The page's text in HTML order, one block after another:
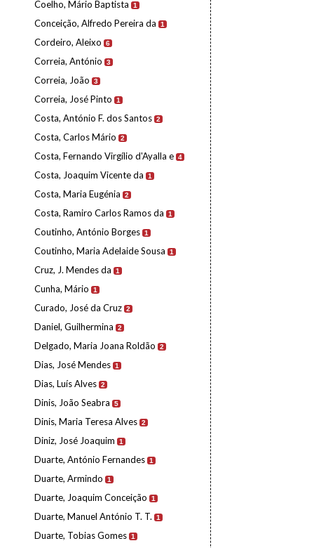
Coelho, Mário Baptista 1
Conceição, Alfredo Pereira da 1
Cordeiro, Aleixo 6
Correia, António 3
Correia, João 3
Correia, José Pinto 1
Costa, António F. dos Santos 2
Costa, Carlos Mário 2
Costa, Fernando Virgílio d'Ayalla e 4
Costa, Joaquim Vicente da 1
Costa, Maria Eugénia 2
Costa, Ramiro Carlos Ramos da 1
Coutinho, António Borges 1
Coutinho, Maria Adelaide Sousa 1
Cruz, J. Mendes da 1
Cunha, Mário 1
Curado, José da Cruz 2
Daniel, Guilhermina 2
Delgado, Maria Joana Roldão 2
Dias, José Mendes 1
Dias, Luís Alves 2
Dinis, João Seabra 5
Dinis, Maria Teresa Alves 2
Diniz, José Joaquim 1
Duarte, António Fernandes 1
Duarte, Armindo 1
Duarte, Joaquim Conceição 1
Duarte, Manuel António T. T. 1
Duarte, Tobias Gomes 1